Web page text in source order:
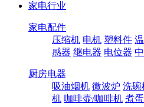
家电行业
家电配件
压缩机 电机 塑料件
感器 继电器 电位器
厨房电器
吸油烟机 微波炉 洗碗
机 咖啡壶/咖啡机 煮